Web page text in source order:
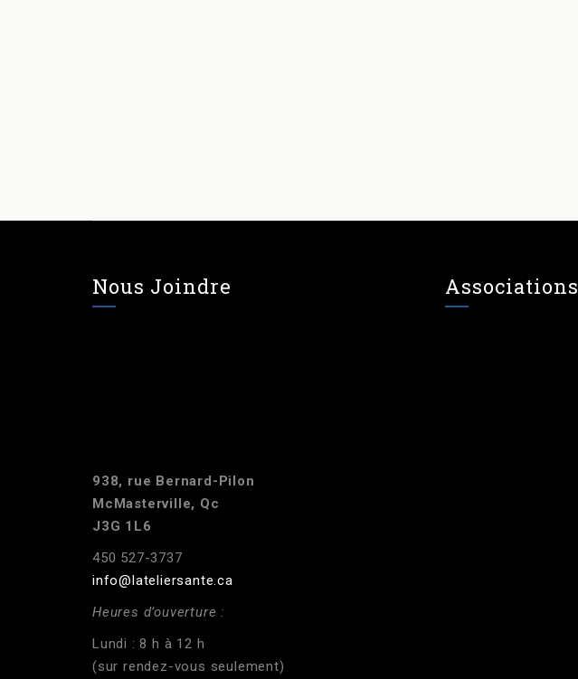
Nous Joindre
938, rue Bernard-Pilon
McMasterville, Qc
J3G 1L6
450 527-3737
info@lateliersante.ca
Heures d’ouverture :
Lundi : 8 h à 12 h
(sur rendez-vous seulement)
Associations